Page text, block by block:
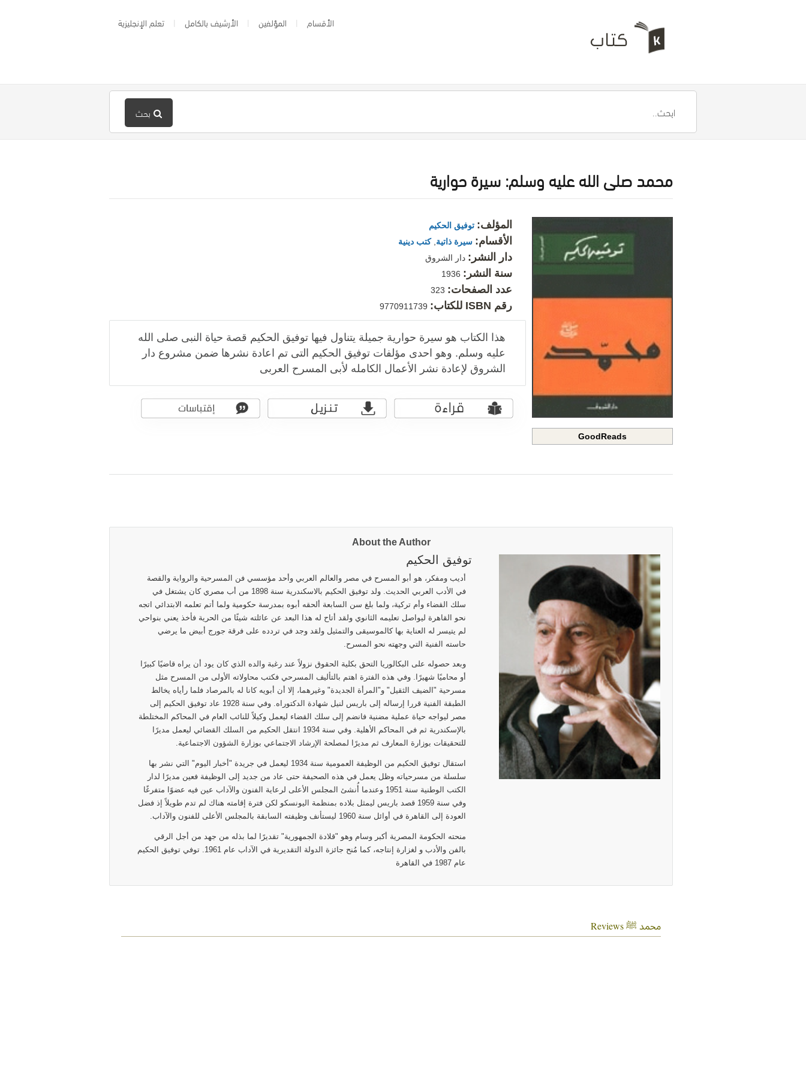
الأقسام المؤلفين الأرشيف بالكامل تعلم الإنجليزية
بحث
محمد صلى الله عليه وسلم: سيرة حوارية
GoodReads
المؤلف: توفيق الحكيم
الأقسام: سيرة ذاتية ,كتب دينية
دار النشر: دار الشروق
سنة النشر:
عدد الصفحات:
رقم ISBN للكتاب: 9770911739
هذا الكتاب هو سيرة حوارية جميلة يتناول فيها توفيق الحكيم قصة حياة النبى صلى الله
عليه وسلم. وهو احدى مؤلفات توفيق الحكيم التى تم اعادة نشرها ضمن مشروع دار
الشروق لإعادة نشر الأعمال الكامله لأبى المسرح العربى
About the Author
توفيق الحكيم
أديب ومفكر، هو أبو المسرح في مصر والعالم العربي وأحد مؤسسي فن المسرحية والرواية والقصة
في الأدب العربي الحديث. ولد توفيق الحكيم بالاسكندرية سنة 1898 من أب مصري كان يشتغل في
سلك القضاء وأم تركية، ولما بلغ سن السابعة ألحقه أبوه بمدرسة حكومية ولما أتم تعلمه الابتدائي اتجه
نحو القاهرة ليواصل تعليمه الثانوي ولقد أتاح له هذا البعد عن عائلته شيئًا من الحرية فأخذ يعني بنواحي
لم يتيسر له العناية بها كالموسيقى والتمثيل ولقد وجد في تردده على فرقة جورج أبيض ما يرضي
حاسته الفنية التي وجهته نحو المسرح.
وبعد حصوله على البكالوريا التحق بكلية الحقوق نزولاً عند رغبة والده الذي كان يود أن يراه قاضيًا كبيرًا
أو محاميًا شهيرًا. وفي هذه الفترة اهتم بالتأليف المسرحي فكتب محاولاته الأولى من المسرح مثل
مسرحية "الضيف الثقيل" و"المرأة الجديدة" وغيرهما، إلا أن أبويه كانا له بالمرصاد فلما رأياه يخالط
الطبقة الفنية قررا إرساله إلى باريس لنيل شهادة الدكتوراه. وفي سنة 1928 عاد توفيق الحكيم إلى
مصر ليواجه حياة عملية مضنية فانضم إلى سلك القضاء ليعمل وكيلاً للنائب العام في المحاكم المختلطة
بالإسكندرية ثم في المحاكم الأهلية. وفي سنة 1934 انتقل الحكيم من السلك القضائي ليعمل مديرًا
للتحقيقات بوزارة المعارف ثم مديرًا لمصلحة الإرشاد الاجتماعي بوزارة الشؤون الاجتماعية.
استقال توفيق الحكيم من الوظيفة العمومية سنة 1934 ليعمل في جريدة "أخبار اليوم" التي نشر بها
سلسلة من مسرحياته وظل يعمل في هذه الصحيفة حتى عاد من جديد إلى الوظيفة فعين مديرًا لدار
الكتب الوطنية سنة 1951 وعندما أُنشئ المجلس الأعلى لرعاية الفنون والآداب عين فيه عضوًا متفرغًا
وفي سنة 1959 قصد باريس ليمثل بلاده بمنظمة اليونسكو لكن فترة إقامته هناك لم تدم طويلاً إذ فضل
العودة إلى القاهرة في أوائل سنة 1960 ليستأنف وظيفته السابقة بالمجلس الأعلى للفنون والآداب.
منحته الحكومة المصرية أكبر وسام وهو "قلادة الجمهورية" تقديرًا لما بذله من جهد من أجل الرقي
بالفن والأدب و لغزارة إنتاجه، كما مُنح جائزة الدولة التقديرية في الآداب عام 1961. توفي توفيق الحكيم
عام 1987 في القاهرة
محمد ﷺ Reviews